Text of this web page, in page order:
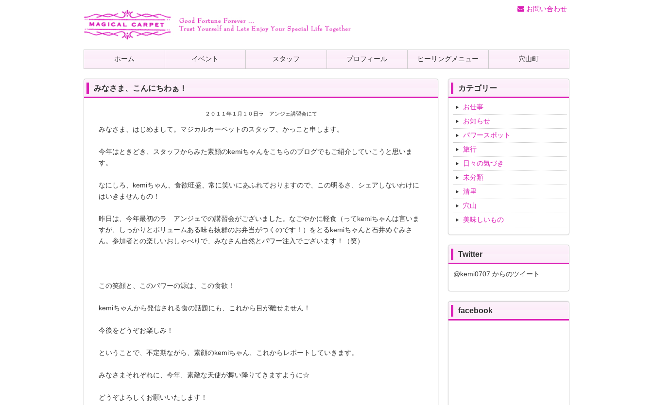
お問い合わせ
ホーム イベント スタッフ プロフィール ヒーリングメニュー 穴山町
みなさま、こんにちわぁ！
２０１１年１月１０日ラ アンジェ講習会にて
みなさま、はじめまして。マジカルカーペットのスタッフ、かっこと申します。
今年はときどき、スタッフからみた素顔のkemiちゃんをこちらのブログでもご紹介していこうと思いま
す。
なにしろ、kemiちゃん、食欲旺盛、常に笑いにあふれておりますので、この明るさ、シェアしないわけに
はいきませんもの！
昨日は、今年最初のラ アンジェでの講習会がございました。なごやかに軽食（ってkemiちゃんは言いま
すが、しっかりとボリュームある味も抜群のお弁当がつくのです！）をとるkemiちゃんと石井めぐみさ
ん。参加者との楽しいおしゃべりで、みなさん自然とパワー注入でございます！（笑）
この笑顔と、このパワーの源は、この食欲！
kemiちゃんから発信される食の話題にも、これから目が離せません！
今後をどうぞお楽しみ！
ということで、不定期ながら、素顔のkemiちゃん、これからレポートしていきます。
みなさまそれぞれに、今年、素敵な天使が舞い降りてきますように☆
どうぞよろしくお願いいたします！
カテゴリー
お仕事
お知らせ
パワースポット
旅行
日々の気づき
未分類
清里
穴山
美味しいもの
Twitter
@kemi0707 からのツイート
facebook